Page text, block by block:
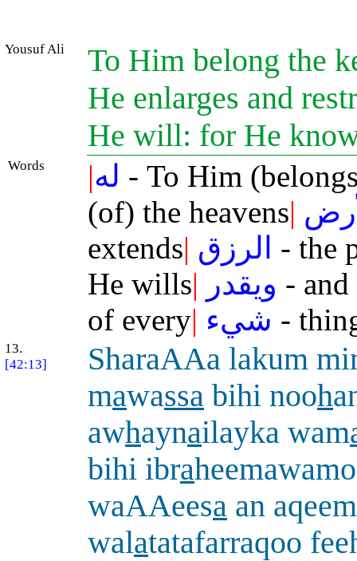
Yousuf Ali
To Him belong the
He enlarges and
He will: for He
Words |له - To Him
(of) the heavens|
extends| الرزق - the
He wills| ويقدر -
of every| شيء -
13.
[42:13]
SharaAAa lakum
mawassa bihi nooh
awhaynailayka wam
bihi ibra
waAAeesa an
walatatafarraqoo